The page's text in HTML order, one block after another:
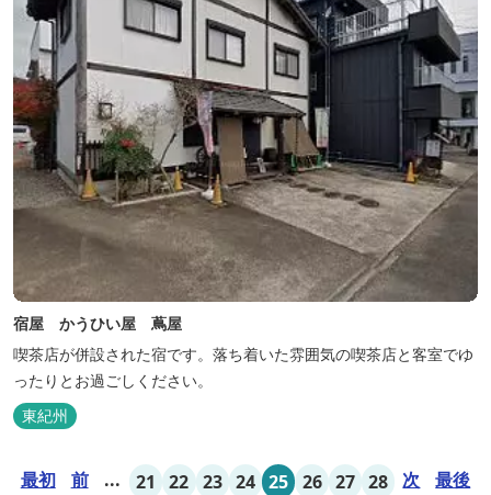
宿屋 かうひい屋 蔦屋
喫茶店が併設された宿です。落ち着いた雰囲気の喫茶店と客室でゆ
ったりとお過ごしください。
東紀州
最初
前
... 21 22 23 24 25 26 27 28
次
最後